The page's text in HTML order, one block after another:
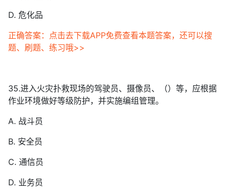
D. 危化品
正确答案：点击去下载APP免费查看本题答案，还可以搜
题、刷题、练习哦>>
35.进入火灾扑救现场的驾驶员、摄像员、（）等，应根据
作业环境做好等级防护，并实施编组管理。
A. 战斗员
B. 安全员
C. 通信员
D. 业务员